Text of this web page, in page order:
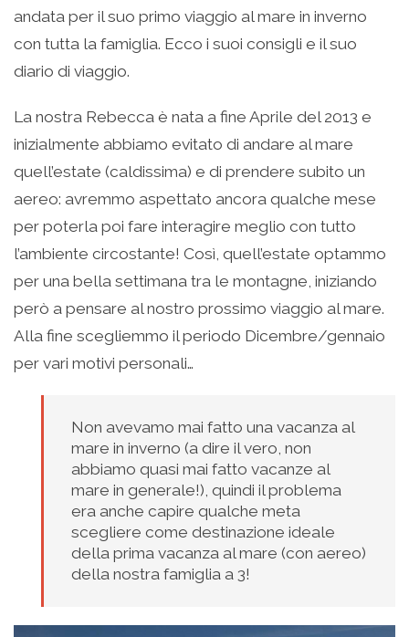
una
nuova
finestra)
in
una
nuova
finestra)
in
una
nuova
finestra)
in
una
finestra)
nuova
finestra)
andata per il suo primo viaggio al mare in inverno
con tutta la famiglia. Ecco i suoi consigli e il suo
diario di viaggio.
La nostra Rebecca è nata a fine Aprile del 2013 e
inizialmente abbiamo evitato di andare al mare
quell’estate (caldissima) e di prendere subito un
aereo: avremmo aspettato ancora qualche mese
per poterla poi fare interagire meglio con tutto
l’ambiente circostante! Così, quell’estate optammo
per una bella settimana tra le montagne, iniziando
però a pensare al nostro prossimo viaggio al mare.
Alla fine scegliemmo il periodo Dicembre/gennaio
per vari motivi personali…
Non avevamo mai fatto una vacanza al
mare in inverno (a dire il vero, non
abbiamo quasi mai fatto vacanze al
mare in generale!), quindi il problema
era anche capire qualche meta
scegliere come destinazione ideale
della prima vacanza al mare (con aereo)
della nostra famiglia a 3!